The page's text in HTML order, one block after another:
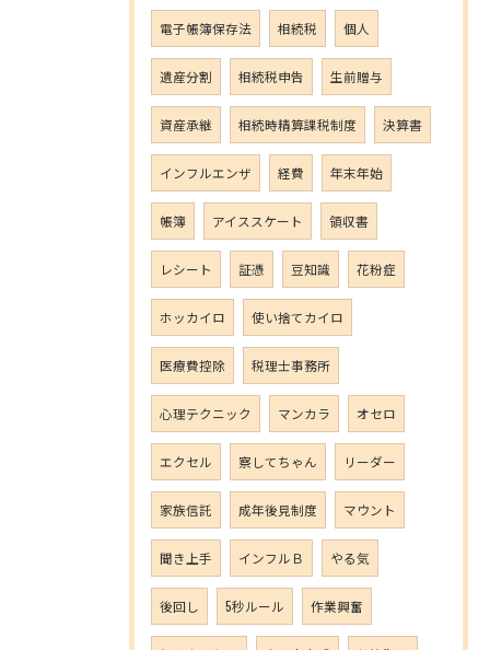
電子帳簿保存法 相続税 個人
遺産分割 相続税申告 生前贈与
資産承継 相続時精算課税制度 決算書
インフルエンザ 経費 年末年始
帳簿 アイススケート 領収書
レシート 証憑 豆知識 花粉症
ホッカイロ 使い捨てカイロ
医療費控除 税理士事務所
心理テクニック マンカラ オセロ
エクセル 察してちゃん リーダー
家族信託 成年後見制度 マウント
聞き上手 インフルＢ やる気
後回し 5秒ルール 作業興奮